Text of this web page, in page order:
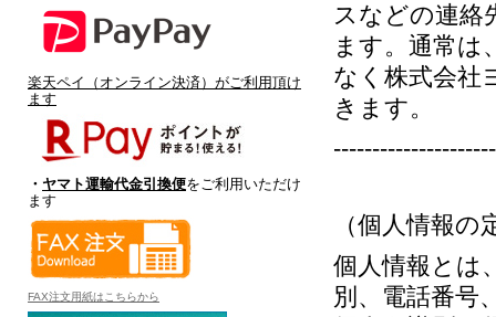
楽天ペイ（オンライン決済）がご利用頂け
ます
・ ヤマト運輸代金引換便をご利用いただけ
ます
FAX注文用紙はこちらから
スなどの連絡
ます。通常は
なく株式会社
きます。
（個人情報の
個人情報とは
別、電話番号